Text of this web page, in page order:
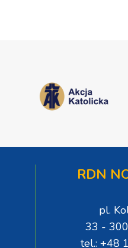
RDN
pl.
33 -
tel.: +48